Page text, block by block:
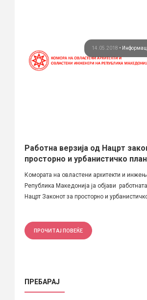
14.05.2018 •
Работна верзија од Нацрт
просторно и урбанистичко
Комората на овластени архитекти и
Република Македонија ја објави
Нацрт Законот за просторно и
ПРОЧИТАЈ ПОВЕЌЕ
ПРЕБАРАЈ